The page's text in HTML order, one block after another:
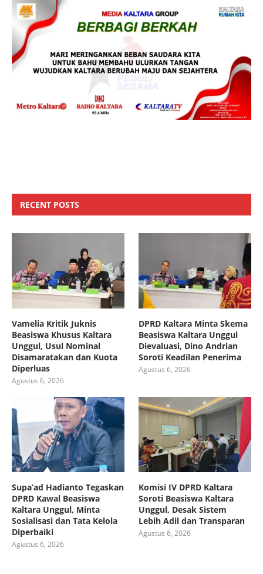
RECENT POSTS
Vamelia Kritik Juknis
Beasiswa Khusus Kaltara
Unggul, Usul Nominal
Disamaratakan dan Kuota
Diperluas
Agustus 6, 2026
DPRD Kaltara Minta Skema
Beasiswa Kaltara Unggul
Dievaluasi, Dino Andrian
Soroti Keadilan Penerima
Agustus 6, 2026
Supa’ad Hadianto Tegaskan
DPRD Kawal Beasiswa
Kaltara Unggul, Minta
Sosialisasi dan Tata Kelola
Diperbaiki
Agustus 6, 2026
Komisi IV DPRD Kaltara
Soroti Beasiswa Kaltara
Unggul, Desak Sistem
Lebih Adil dan Transparan
Agustus 6, 2026